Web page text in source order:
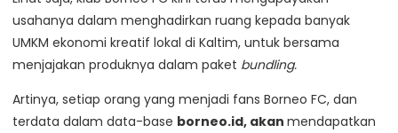
usahanya dalam menghadirkan ruang kepada banyak
UMKM ekonomi kreatif lokal di Kaltim, untuk bersama
menjajakan produknya dalam paket bundling.
Artinya, setiap orang yang menjadi fans Borneo FC, dan
terdata dalam data-base borneo.id, akan mendapatkan